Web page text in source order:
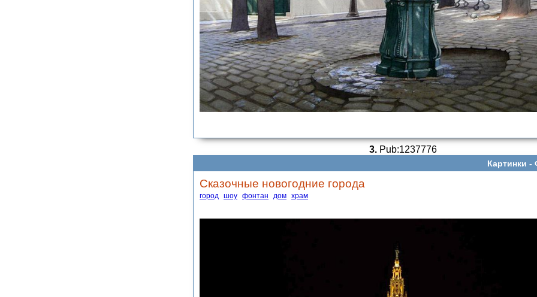
3.Pub:1237776
Картинки -
Сказочные новогодние города
город шоу фонтан дом храм